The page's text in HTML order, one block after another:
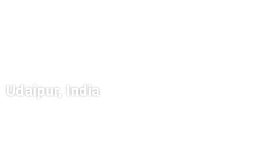
Udaipur, India